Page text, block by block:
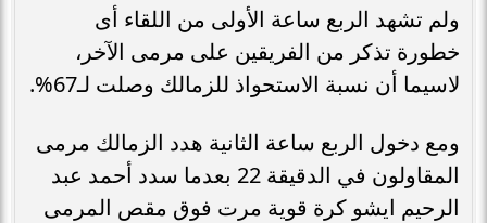
ولم تشهد الربع ساعة الأولى من اللقاء أى
خطورة تذكر من الفريقين على مرمى الآخر،
لاسيما أن نسبة الاستحواذ للزمالك وصلت لـ67%.
ومع دخول الربع ساعة الثانية هدد الزمالك مرمى
المقاولون في الدقيقة 22 بعدما سدد أحمد عبد
الرحيم ايشو كرة قوية مرت فوق مقص المرمى